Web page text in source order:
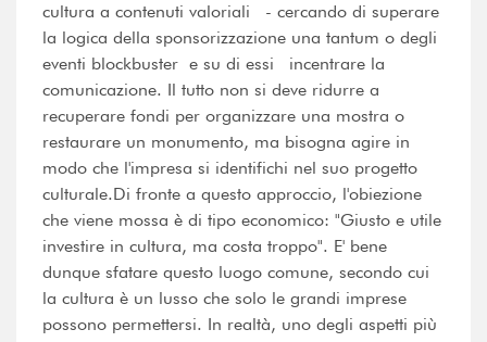
cultura a contenuti valoriali - cercando di superare
la logica della sponsorizzazione una tantum o degli
eventi blockbuster  e su di essi incentrare la
comunicazione. Il tutto non si deve ridurre a
recuperare fondi per organizzare una mostra o
restaurare un monumento, ma bisogna agire in
modo che l'impresa si identifichi nel suo progetto
culturale.Di fronte a questo approccio, l'obiezione
che viene mossa è di tipo economico: "Giusto e utile
investire in cultura, ma costa troppo". E' bene
dunque sfatare questo luogo comune, secondo cui
la cultura è un lusso che solo le grandi imprese
possono permettersi. In realtà, uno degli aspetti più